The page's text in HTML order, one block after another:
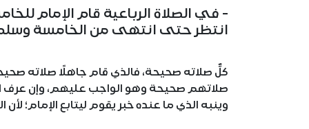
- في الصلاة الرباعية قام الإمام
انتظر حتى انتهى من الخامسة
كلٌّ صلاته صحيحة، فالذي قام جاهلًا صلاته
صلاتهم صحيحة وهو الواجب عليهم، وإن عرف
وينبه الذي ما عنده خبر يقوم ليتابع الإمام؛